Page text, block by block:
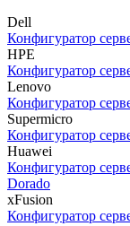
Dell
Конфигуратор
HPE
Конфигуратор
Lenovo
Конфигуратор
Supermicro
Конфигуратор
Huawei
Конфигуратор
Dorado
xFusion
Конфигуратор